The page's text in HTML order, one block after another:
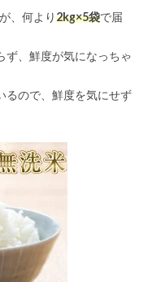
、何より2kg×5袋で届
ず、鮮度が気になっちゃ
るので、鮮度を気にせず